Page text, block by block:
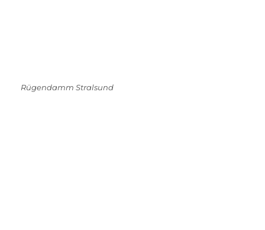
Rügendamm Stralsund